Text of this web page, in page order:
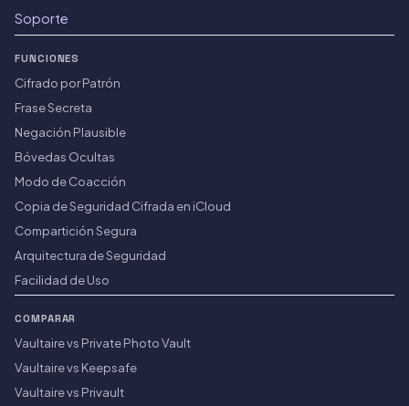
Soporte
FUNCIONES
Cifrado por Patrón
Frase Secreta
Negación Plausible
Bóvedas Ocultas
Modo de Coacción
Copia de Seguridad Cifrada en iCloud
Compartición Segura
Arquitectura de Seguridad
Facilidad de Uso
COMPARAR
Vaultaire vs Private Photo Vault
Vaultaire vs Keepsafe
Vaultaire vs Privault